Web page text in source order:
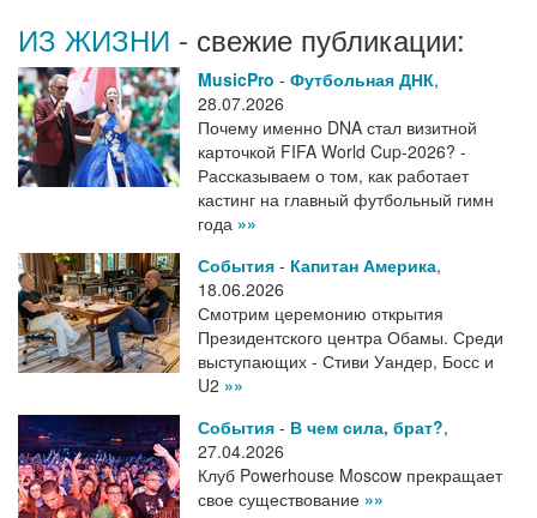
ИЗ ЖИЗНИ - свежие публикации:
MusicPro - Футбольная ДНК,
28.07.2026
Почему именно DNA стал визитной
карточкой FIFA World Cup-2026? -
Рассказываем о том, как работает
кастинг на главный футбольный гимн
года »»
События - Капитан Америка,
18.06.2026
Смотрим церемонию открытия
Президентского центра Обамы. Среди
выступающих - Стиви Уандер, Босс и
U2 »»
События - В чем сила, брат?,
27.04.2026
Клуб Powerhouse Moscow прекращает
свое существование »»